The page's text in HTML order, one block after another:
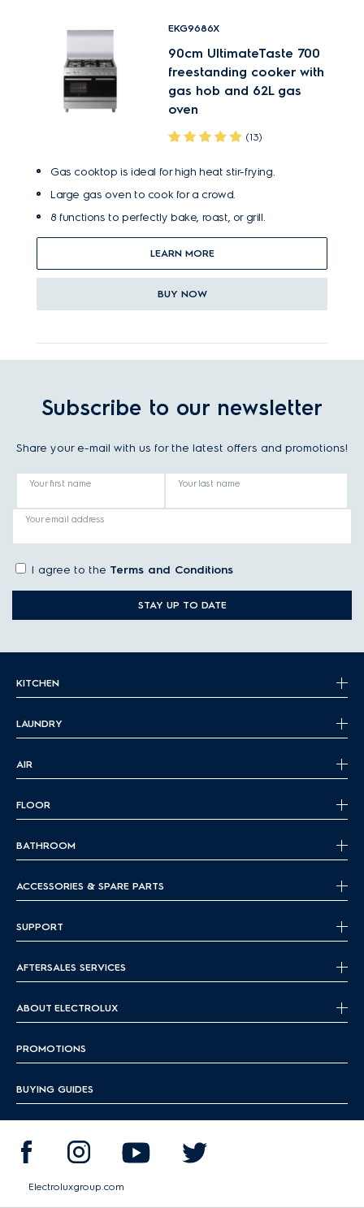
EKG9686X
90cm UltimateTaste 700
freestanding cooker with
gas hob and 62L gas
oven
(13)
Gas cooktop is ideal for high heat stir-frying.
Large gas oven to cook for a crowd.
8 functions to perfectly bake, roast, or grill.
LEARN MORE
BUY NOW
Subscribe to our newsletter
Share your e-mail with us for the latest offers and promotions!
Your first name Your last name
Your email address
I agree to the Terms and Conditions
STAY UP TO DATE
KITCHEN
LAUNDRY
AIR
FLOOR
BATHROOM
ACCESSORIES & SPARE PARTS
SUPPORT
AFTERSALES SERVICES
ABOUT ELECTROLUX
PROMOTIONS
BUYING GUIDES
Electroluxgroup.com